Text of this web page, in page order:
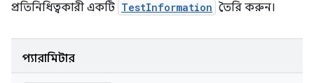
প্রতিনিধিত্বকারী একটি TestInformation তৈরি করুন।
প্যারামিটার